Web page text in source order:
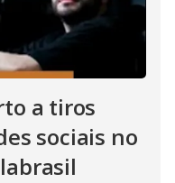
a tiros
sociais no